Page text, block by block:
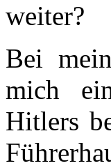
weiter?
Bei
mich
Hitlers